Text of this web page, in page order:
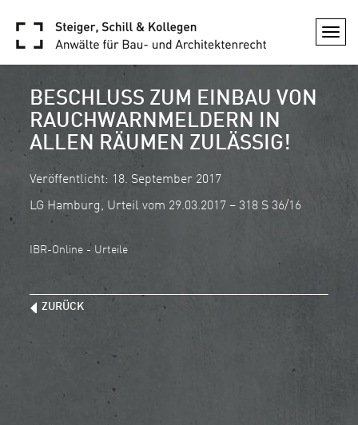
BESCHLUSS ZUM EINBAU VON
RAUCHWARNMELDERN IN
ALLEN RÄUMEN ZULÄSSIG!
Veröffentlicht: 18. September 2017
LG Hamburg, Urteil vom 29.03.2017 – 318 S 36/16
IBR-Online - Urteile
ZURÜCK